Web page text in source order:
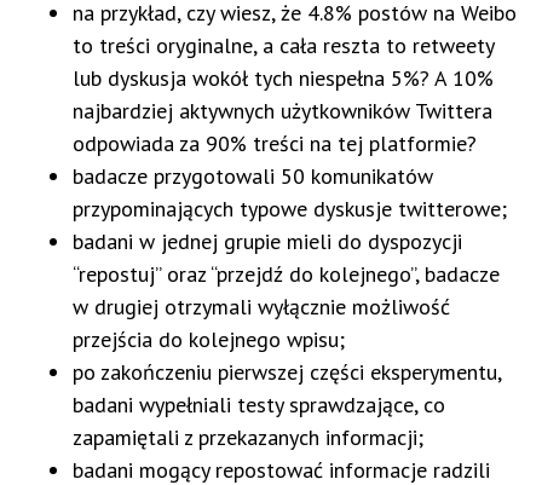
na przykład, czy wiesz, że 4.8% postów na Weibo
to treści oryginalne, a cała reszta to retweety
lub dyskusja wokół tych niespełna 5%? A 10%
najbardziej aktywnych użytkowników Twittera
odpowiada za 90% treści na tej platformie?
badacze przygotowali 50 komunikatów
przypominających typowe dyskusje twitterowe;
badani w jednej grupie mieli do dyspozycji
“repostuj” oraz “przejdź do kolejnego”, badacze
w drugiej otrzymali wyłącznie możliwość
przejścia do kolejnego wpisu;
po zakończeniu pierwszej części eksperymentu,
badani wypełniali testy sprawdzające, co
zapamiętali z przekazanych informacji;
badani mogący repostować informacje radzili